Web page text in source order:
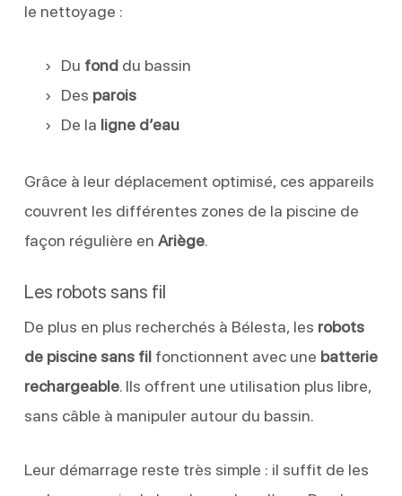
le nettoyage :
Du fonddu bassin
Des parois
De la ligne d’eau
Grâce à leur déplacement optimisé, ces appareils
couvrent les différentes zones de la piscine de
façon régulière en Ariège.
Les robots sans fil
De plus en plus recherchés à Bélesta, les robots
de piscine sans filfonctionnent avec une batterie
rechargeable. Ils offrent une utilisation plus libre,
sans câble à manipuler autour du bassin.
Leur démarrage reste très simple : il suffit de les